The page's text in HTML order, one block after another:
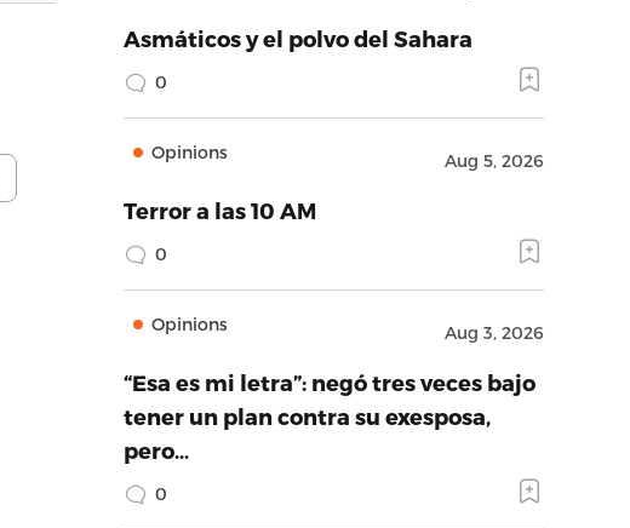
Asmáticos y el polvo del Sahara
0
Opinions Aug 5, 2026
Terror a las 10 AM
0
Opinions Aug 3, 2026
“Esa es mi letra”: negó tres veces bajo
tener un plan contra su exesposa,
pero…
0